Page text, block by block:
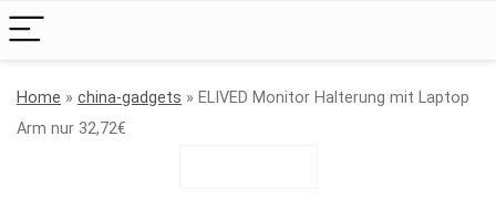
Home » china-gadgets » ELIVED Monitor Halterung mit Laptop
Arm nur 32,72€